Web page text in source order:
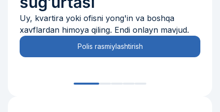
Uy, kvartira yoki ofisni yong'in va boshqa
xavflardan himoya qiling. Endi onlayn mavjud.
Polis rasmiylashtirish